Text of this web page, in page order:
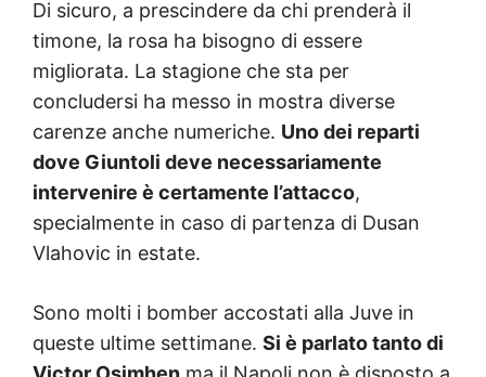
Di sicuro, a prescindere da chi prenderà il
timone, la rosa ha bisogno di essere
migliorata. La stagione che sta per
concludersi ha messo in mostra diverse
carenze anche numeriche. Uno dei reparti
dove Giuntoli deve necessariamente
intervenire è certamente l’attacco,
specialmente in caso di partenza di Dusan
Vlahovic in estate.
Sono molti i bomber accostati alla Juve in
queste ultime settimane. Si è parlato tanto di